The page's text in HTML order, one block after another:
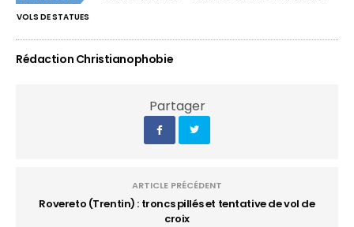
VOLS DE STATUES
Rédaction Christianophobie
Partager
ARTICLE PRÉCÉDENT
Rovereto (Trentin) : troncs pillés et tentative de vol de
croix